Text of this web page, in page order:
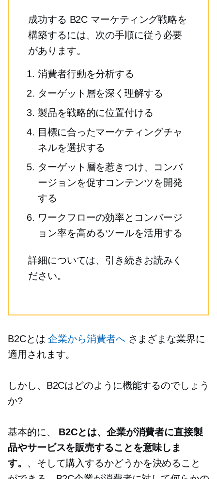
成功する B2C マーケティング戦略を
構築するには、次の手順に従う必要
があります。
消費者行動を分析する
ターゲット層を深く理解する
製品を戦略的に位置付ける
目標に合ったマーケティングチャ
ネルを選択する
ターゲット層を惹きつけ、コンバ
ージョンを促すコンテンツを開発
する
ワークフローの効率とコンバージ
ョン率を高めるツールを活用する
詳細については、引き続きお読みく
ださい。
B2Cとは企業から消費者へさまざまな業界に
適用されます。
しかし、B2Cはどのように機能するのでしょう
か?
基本的に、 B2Cとは、企業が消費者に直接製
品やサービスを販売することを意味しま
す。 、そして購入するかどうかを決めること